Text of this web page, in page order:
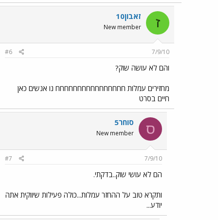
ז זאבון10
New member
7/9/10
#6
והם לא עושה שוק?
מחזירים עמלות חחחחחחחחחחחחחחחח נו אנשים כאן
חיים בסרט
ס סוחר5
New member
7/9/10
#7
הם לא עושי שוק..בדקתי.
ותקרא טוב על ההחזר עמלות...כולה פעילות שיווקית אתה
יודע...